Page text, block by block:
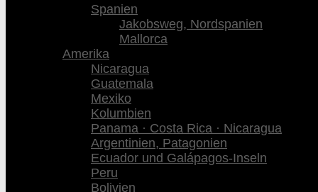
Spanien
Jakobsweg, Nordspanien
Mallorca
Amerika
Nicaragua
Guatemala
Mexiko
Kolumbien
Panama · Costa Rica · Nicaragua
Argentinien, Patagonien
Ecuador und Galápagos-Inseln
Peru
Bolivien